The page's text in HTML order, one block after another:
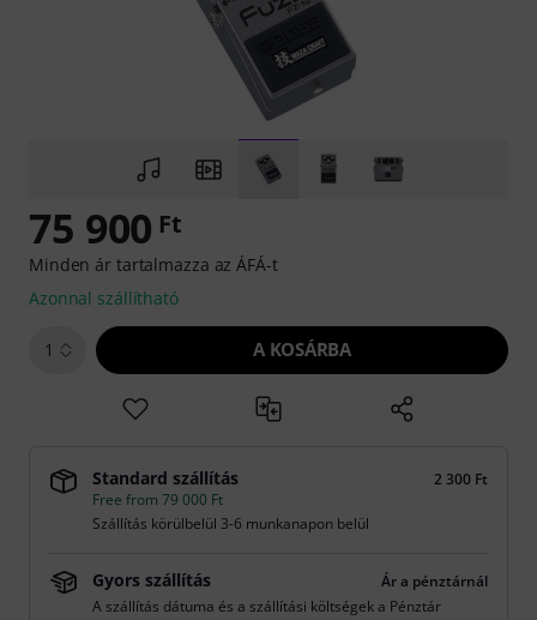
75 900 Ft
Minden ár tartalmazza az ÁFÁ-t
Azonnal szállítható
1 A KOSÁRBA
Standard szállítás
2 300 Ft
Free from 79 000 Ft
Szállítás körülbelül 3-6 munkanapon belül
Gyors szállítás
Ár a pénztárnál
A szállítás dátuma és a szállítási költségek a Pénztár